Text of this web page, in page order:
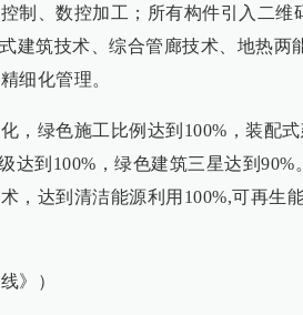
制、数控加工；所有构件引入二维
建筑技术、综合管廊技术、地热两
细化管理。
，绿色施工比例达到100%，装配式
到100%，绿色建筑三星达到90%。
，达到清洁能源利用100%,可再生
》）